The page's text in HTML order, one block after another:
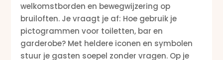
welkomstborden en bewegwijzering op
bruiloften. Je vraagt je af: Hoe gebruik je
pictogrammen voor toiletten, bar en
garderobe? Met heldere iconen en symbolen
stuur je gasten soepel zonder vragen. Op je